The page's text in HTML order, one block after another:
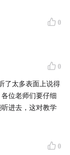
0
0
了太多表面上说得
位老师们要仔细
进去，这对教学
0